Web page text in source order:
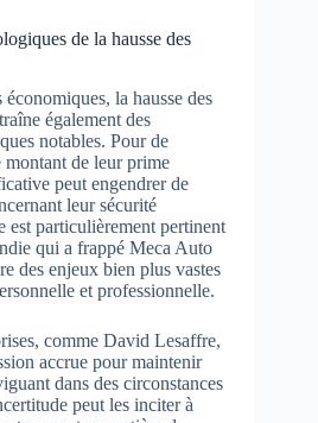
de la hausse des
la hausse des
également des
notables. Pour de
de leur prime
peut engendrer de
leur sécurité
est particulièrement pertinent
qui a frappé Meca Auto
des enjeux bien plus vastes
et professionnelle.
comme David Lesaffre,
accrue pour maintenir
dans des circonstances
peut les inciter à